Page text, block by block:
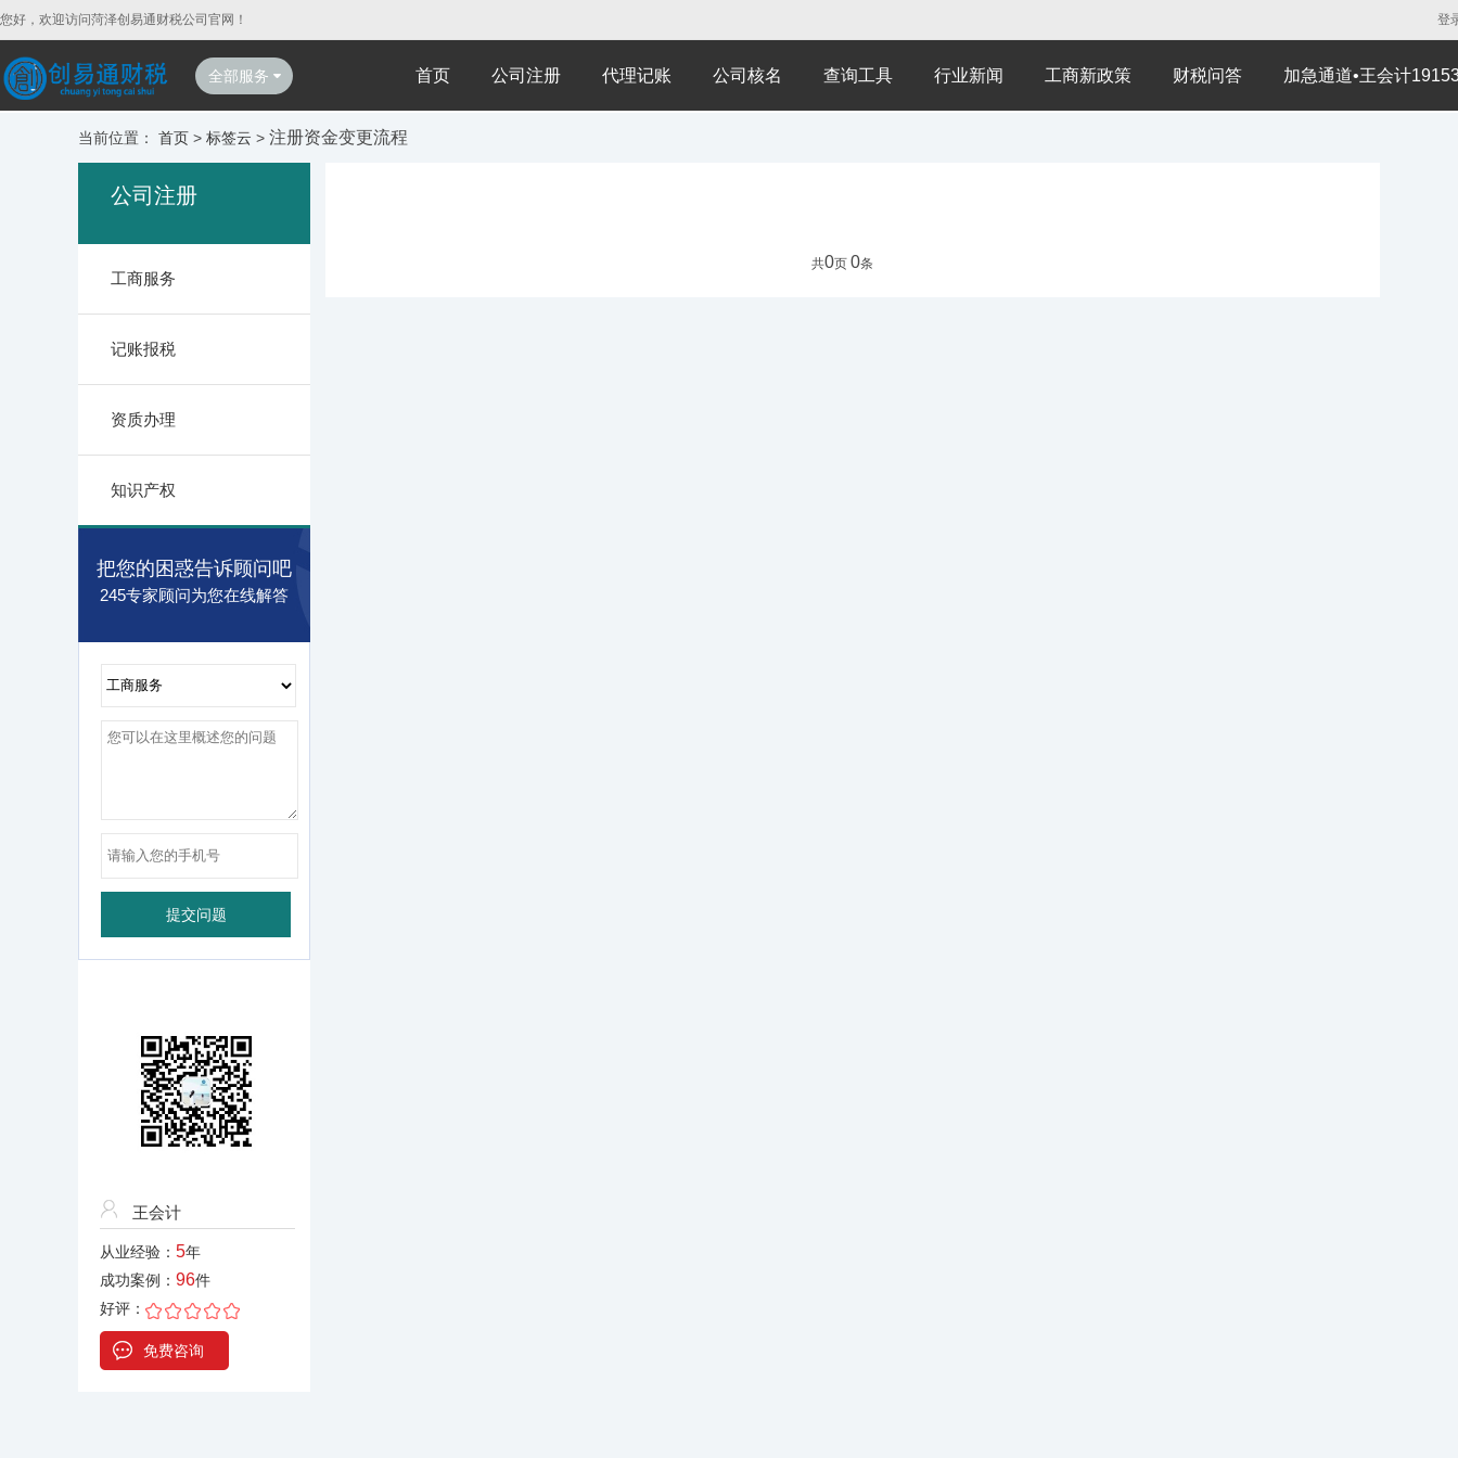
您好，欢迎访问菏泽创易通财税公司官网！ 登
全部服务 首页 公司注册 代理记账 公司核名 查询工具 行业新闻 工商新政策 财税问答 加急通道•王会计
当前位置： 首页 > 标签云 > 注册资金变更流程
公司注册
工商服务
记账报税
资质办理
知识产权
把您的困惑告诉顾问吧
245专家顾问为您在线解答
王会计
从业经验： 5年
成功案例： 96件
好评：
免费咨询
共0页 0条